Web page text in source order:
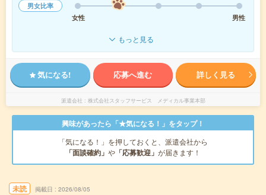
男女比率
女性
男性
もっと見る
気になる! 応募へ進む 詳しく見る
派遣会社 株式会社スタッフサービス メディカル事業本部
興味があったら「★気になる！」をタップ！
「気になる！」を押しておくと、派遣会社から
「面談確約」 や 「応募歓迎」 が届きます！
未読 掲載日 2026/08/05